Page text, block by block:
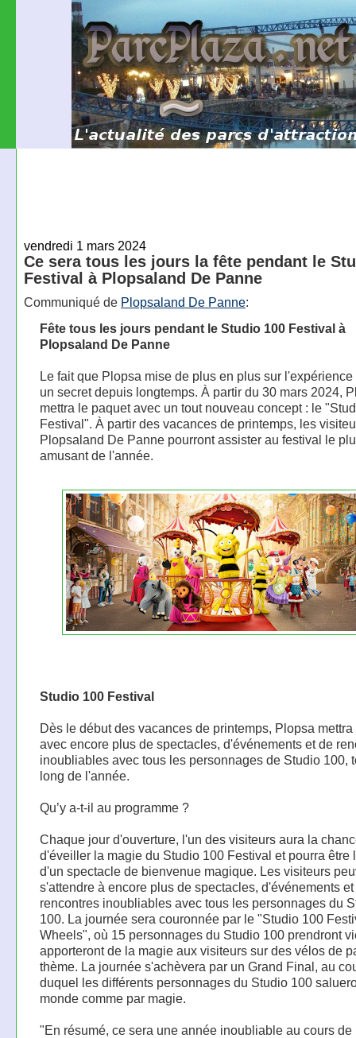
vendredi 1 mars 2024
Ce sera tous les jours la fête pendant le
Festival à Plopsaland De Panne
Communiqué de Plopsaland De Panne:
Fête tous les jours pendant le Studio 100 Festival à
Plopsaland De Panne
Le fait que Plopsa mise de plus en plus sur
un secret depuis longtemps. À partir du 30 mars 2024,
mettra le paquet avec un tout nouveau concept : le
Festival". À partir des vacances de printemps, les
Plopsaland De Panne pourront assister au festival le
amusant de l'année.
Studio 100 Festival
Dès le début des vacances de printemps, Plopsa
avec encore plus de spectacles, d'événements et de
inoubliables avec tous les personnages de Studio 100,
long de l'année.
Qu’y a-t-il au programme ?
Chaque jour d'ouverture, l'un des visiteurs aura la
d'éveiller la magie du Studio 100 Festival et pourra être
d'un spectacle de bienvenue magique. Les visiteurs
s'attendre à encore plus de spectacles, d'événements
rencontres inoubliables avec tous les personnages du
100. La journée sera couronnée par le "Studio 100
Wheels", où 15 personnages du Studio 100 prendront
apporteront de la magie aux visiteurs sur des vélos de
thème. La journée s'achèvera par un Grand Final, au
duquel les différents personnages du Studio 100
monde comme par magie.
"En résumé, ce sera une année inoubliable au cours